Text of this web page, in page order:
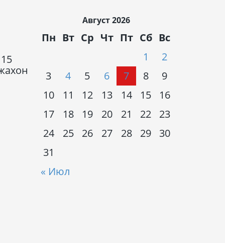
Август 2026
Пн Вт Ср Чт Пт Сб Вс
« Июл
1
2
3
4 5 6 7 8
9
10
11 12 13 14 15
16
17
18 19 20 21 22
23
24
25 26 27 28 29
30
31